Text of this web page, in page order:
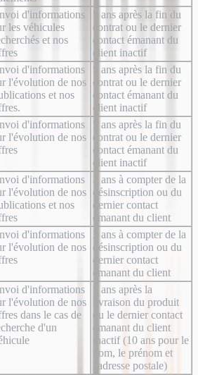
d'informations
les véhicules
et nos
5 ans après la fin du
contrat ou le dernier
contact émanant du
client inactif
d'informations
l'évolution de nos
et nos
5 ans après la fin du
contrat ou le dernier
contact émanant du
client inactif
d'informations
l'évolution de nos
5 ans après la fin du
contrat ou le dernier
contact émanant du
client inactif
d'informations
l'évolution de nos
et nos
3 ans à compter de la
désinscription ou du
dernier contact
émanant du client
d'informations
l'évolution de nos
3 ans à compter de la
désinscription ou du
dernier contact
émanant du client
d'informations
l'évolution de nos
dans le cas de
d'un
5 ans après la
livraison du produit
ou le dernier contact
émanant du client
inactif (10 ans pour le
nom, le prénom et
l'adresse postale)